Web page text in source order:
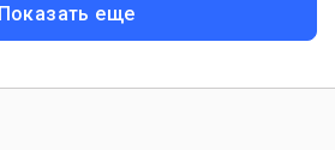
Показать еще